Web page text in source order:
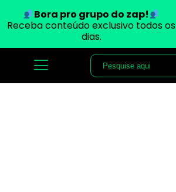
Bora pro grupo do zap!
Receba conteúdo exclusivo todos os
dias.